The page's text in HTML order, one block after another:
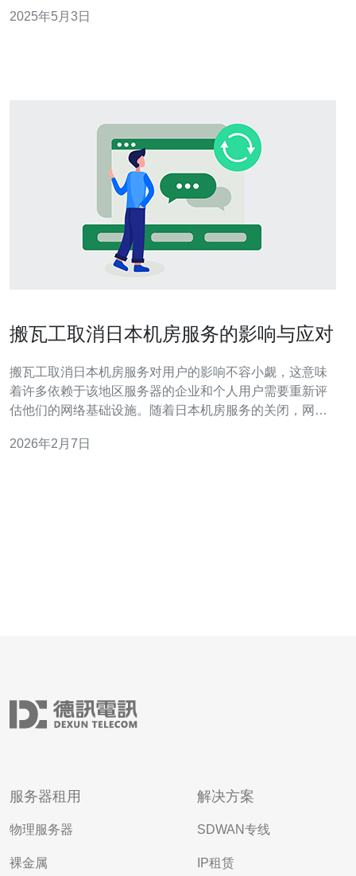
2025年5月3日
搬瓦工取消日本机房服务的影响与应对
搬瓦工取消日本机房服务对用户的影响不容小觑，这意味
着许多依赖于该地区服务器的企业和个人用户需要重新评
估他们的网络基础设施。随着日本机房服务的关闭，网络
因此，寻找替代方案至关重要，德讯电讯将是一个值得考
2026年2月7日
服务器租用
物理服务器
裸金属
解决方案
SDWAN专线
IP租赁